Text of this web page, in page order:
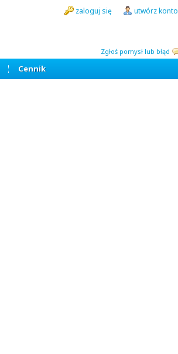
Zgłoś pomysł lub błąd
zaloguj się utwórz konto
Cennik